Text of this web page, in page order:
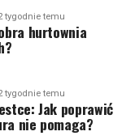
tygodnie temu
hurtownia
tygodnie temu
Jak poprawić
nie pomaga?